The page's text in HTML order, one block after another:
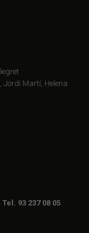
Jordi Martí, Helena
93 237 08 05